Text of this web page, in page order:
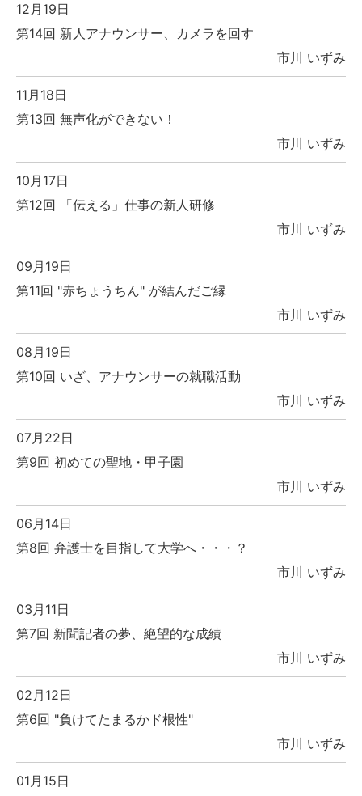
12月19日
第14回 新人アナウンサー、カメラを回す
市川 いずみ
11月18日
第13回 無声化ができない！
市川 いずみ
10月17日
第12回 「伝える」仕事の新人研修
市川 いずみ
09月19日
第11回 "赤ちょうちん" が結んだご縁
市川 いずみ
08月19日
第10回 いざ、アナウンサーの就職活動
市川 いずみ
07月22日
第9回 初めての聖地・甲子園
市川 いずみ
06月14日
第8回 弁護士を目指して大学へ・・・？
市川 いずみ
03月11日
第7回 新聞記者の夢、絶望的な成績
市川 いずみ
02月12日
第6回 "負けてたまるかド根性"
市川 いずみ
01月15日